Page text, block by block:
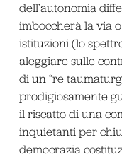
dell’autonomia
imboccherà la via
istituzioni (lo
aleggiare sulle
di un “re
prodigiosamente
il riscatto di una
inquietanti per
democrazia